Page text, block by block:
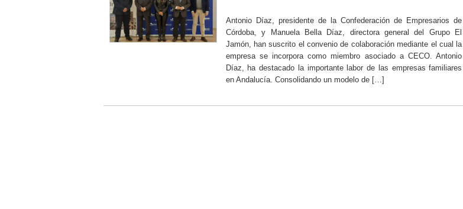
Antonio Díaz, presidente de la Confederación de Empresarios de
Córdoba, y Manuela Bella Díaz, directora general del Grupo El
Jamón, han suscrito el convenio de colaboración mediante el cual la
empresa se incorpora como miembro asociado a CECO. Antonio
Díaz, ha destacado la importante labor de las empresas familiares
en Andalucía. Consolidando un modelo de […]